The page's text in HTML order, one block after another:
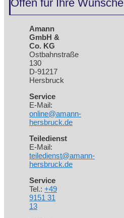
Offen für Ihre Wünsche
Amann
GmbH &
Co. KG
Ostbahnstraße
130
D-91217
Hersbruck
Service
E-Mail:
online@amann-
hersbruck.de
Teiledienst
E-Mail:
teiledienst@amann-
hersbruck.de
Service
Tel.: +49
9151 31
13